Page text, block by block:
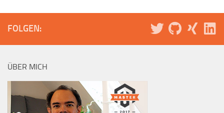
FOLGEN:
ÜBER MICH